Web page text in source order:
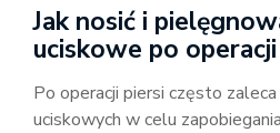
Jak nosić i
uciskowe po
Po operacji piersi często
uciskowych w celu